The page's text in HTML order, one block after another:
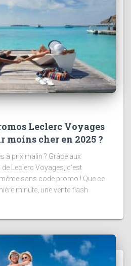
Leclerc Voyages
moins cher en 2025 ?
à prix malin ? Grâce aux
Leclerc Voyages, c’est
sans code promo ! Que ce
minute, une vente flash